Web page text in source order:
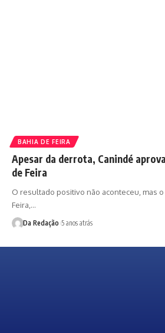
BAHIA DE FEIRA
Apesar da derrota, Canindé
de Feira
O resultado positivo não aconteceu, mas o
Feira,…
Da Redação 5 anos atrás